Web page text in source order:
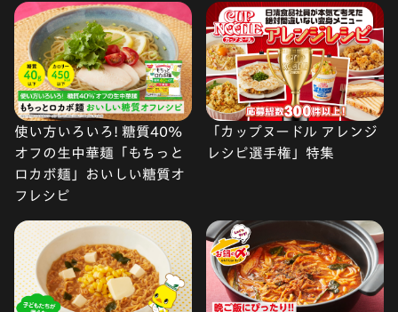
使い方いろいろ! 糖質40%
オフの生中華麺「もちっと
ロカボ麺」おいしい糖質オ
フレシピ
「カップヌードル アレンジ
レシピ選手権」特集